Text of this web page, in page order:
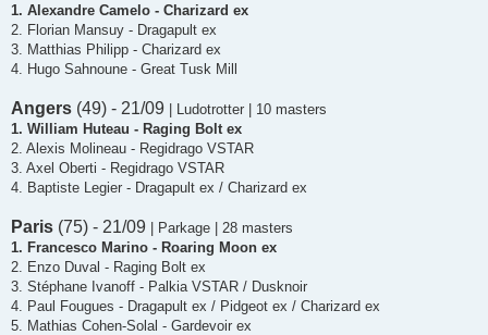
1. Alexandre Camelo - Charizard ex
2. Florian Mansuy - Dragapult ex
3. Matthias Philipp - Charizard ex
4. Hugo Sahnoune - Great Tusk Mill
Angers (49) - 21/09 | Ludotrotter | 10 masters
1. William Huteau - Raging Bolt ex
2. Alexis Molineau - Regidrago VSTAR
3. Axel Oberti - Regidrago VSTAR
4. Baptiste Legier - Dragapult ex / Charizard ex
Paris (75) - 21/09 | Parkage | 28 masters
1. Francesco Marino - Roaring Moon ex
2. Enzo Duval - Raging Bolt ex
3. Stéphane Ivanoff - Palkia VSTAR / Dusknoir
4. Paul Fougues - Dragapult ex / Pidgeot ex / Charizard ex
5. Mathias Cohen-Solal - Gardevoir ex